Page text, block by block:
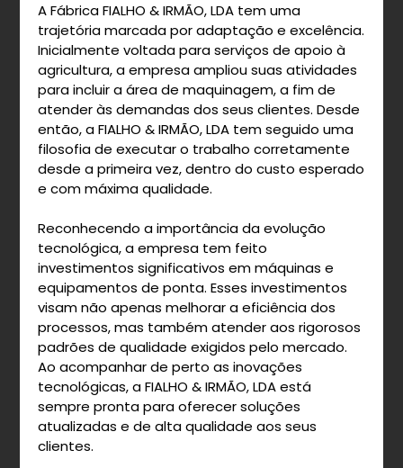
A Fábrica FIALHO & IRMÃO, LDA tem uma
trajetória marcada por adaptação e excelência.
Inicialmente voltada para serviços de apoio à
agricultura, a empresa ampliou suas atividades
para incluir a área de maquinagem, a fim de
atender às demandas dos seus clientes. Desde
então, a FIALHO & IRMÃO, LDA tem seguido uma
filosofia de executar o trabalho corretamente
desde a primeira vez, dentro do custo esperado
e com máxima qualidade.
Reconhecendo a importância da evolução
tecnológica, a empresa tem feito
investimentos significativos em máquinas e
equipamentos de ponta. Esses investimentos
visam não apenas melhorar a eficiência dos
processos, mas também atender aos rigorosos
padrões de qualidade exigidos pelo mercado.
Ao acompanhar de perto as inovações
tecnológicas, a FIALHO & IRMÃO, LDA está
sempre pronta para oferecer soluções
atualizadas e de alta qualidade aos seus
clientes.